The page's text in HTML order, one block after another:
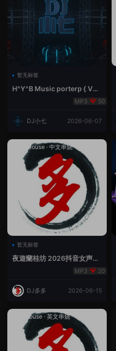
暂无标签
H^Y^B Music porterp { V总
50
DJ小七 2026-06-07
Prog House · 中文串烧
暂无标签
夜遊蘭桂坊 2026抖音女声整
合（DJ多多DJ尾巴）
20
DJ多多 2026-06-15
Lak House· 英文串烧